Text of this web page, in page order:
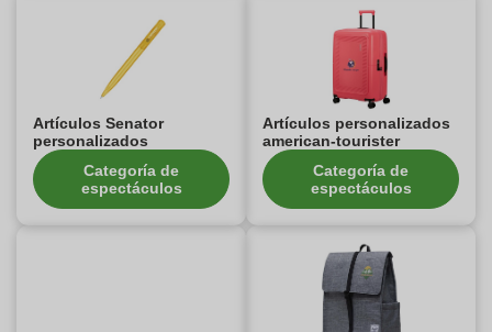
Artículos Senator
personalizados
Categoría de
espectáculos
Artículos personalizados
american-tourister
Categoría de
espectáculos